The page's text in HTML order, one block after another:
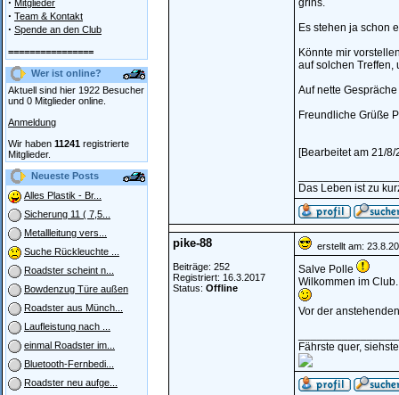
Mitglieder
· Team & Kontakt
· Spende an den Club
================
Wer ist online?
Aktuell sind hier 1922 Besucher
und 0 Mitglieder online.
Anmeldung
Wir haben 11241 registrierte
Mitglieder.
Neueste Posts
Alles Plastik - Br...
Sicherung 11 ( 7,5...
Metallleitung vers...
Suche Rückleuchte ...
Roadster scheint n...
Bowdenzug Türe außen
Roadster aus Münch...
Laufleistung nach ...
einmal Roadster im...
Bluetooth-Fernbedi...
Roadster neu aufge...
grins.
Es stehen ja schon
Könnte mir
auf solchen Treffen,
Auf nette
Freundliche Grüße
[Bearbeitet am 21/
Das Leben ist zu
pike-88
Beiträge: 252
Registriert: 16.3.2017
Status: Offline
erstellt am:
Salve Polle
Wilkommen im
Vor der
Fährste quer,